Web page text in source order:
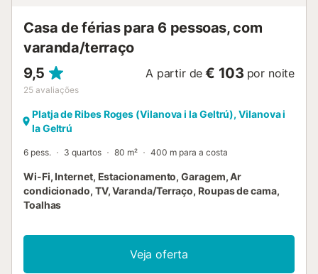
Casa de férias para 6 pessoas, com
varanda/terraço
9,5
25 avaliações
A partir de € 103 por noite
Platja de Ribes Roges (Vilanova i la Geltrú), Vilanova i
la Geltrú
6 pess. 3 quartos 80 m² 400 m para a costa
Wi-Fi, Internet, Estacionamento, Garagem, Ar
condicionado, TV, Varanda/Terraço, Roupas de cama,
Toalhas
Veja oferta